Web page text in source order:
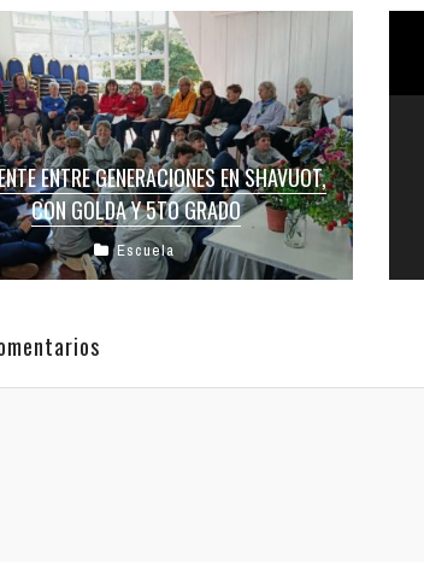
ENTRE GENERACIONES EN SHAVUOT,
CON GOLDA Y 5TO GRADO
27 de mayo, la Escuela Israelita
fue escenario de una jornada
Escuela